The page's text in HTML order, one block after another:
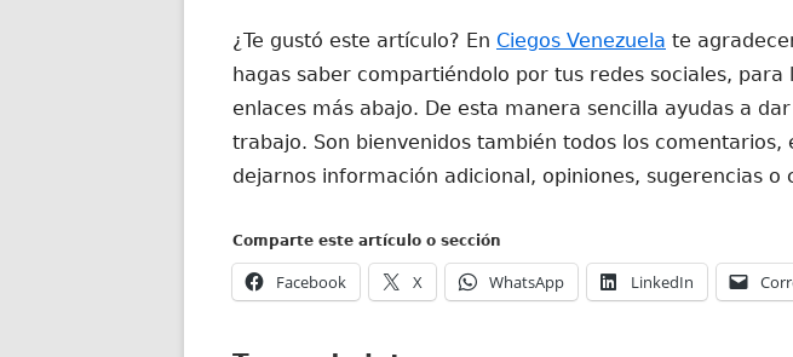
¿Te gustó este artículo? En Ciegos Venezuela te
hagas saber compartiéndolo por tus redes sociales, para
enlaces más abajo. De esta manera sencilla ayudas a
trabajo. Son bienvenidos también todos los comentarios,
dejarnos información adicional, opiniones, sugerencias o
Comparte este artículo o sección
Facebook
Abrir
en
X
Abrir
en
WhatsApp
Abrir
en
LinkedIn
Abrir
en